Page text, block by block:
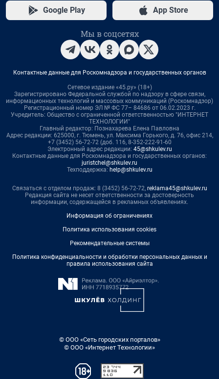
Google Play App Store
Мы в соцсетях
Контактные данные для Роскомнадзора и государственных органов
Сетевое издание «45.ру» (18+)
Зарегистрировано Федеральной службой по надзору в сфере связи,
информационных технологий и массовых коммуникаций (Роскомнадзор)
Регистрационный номер ЭЛ № ФС 77– 84686 от 06.02.2023 г.
Учредитель: Общество с ограниченной ответственностью "ИНТЕРНЕТ
ТЕХНОЛОГИИ"
Главный редактор: Познахарева Елена Павловна
Адрес редакции: 625000, г. Тюмень, ул. Максима Горького, д. 76, офис 214,
+7 (3452) 56-72-72 (доб. 116, 8-352-222-91-60
Электронный адрес редакции: 45@shkulev.ru
Контактные данные для Роскомнадзора и государственных органов:
juristchel@shkulev.ru
Техподдержка: help@shkulev.ru
Связаться с отделом продаж: 8 (3452) 56-72-72, reklama45@shkulev.ru
Редакция сайта не несет ответственности за достоверность
информации, содержащейся в рекламных объявлениях.
Информация об ограничениях
Политика использования cookies
Рекомендательные системы
Политика конфиденциальности и обработки персональных данных и
правила использования сайта
© ООО «Сеть городских порталов»
© ООО «Интернет Технологии»